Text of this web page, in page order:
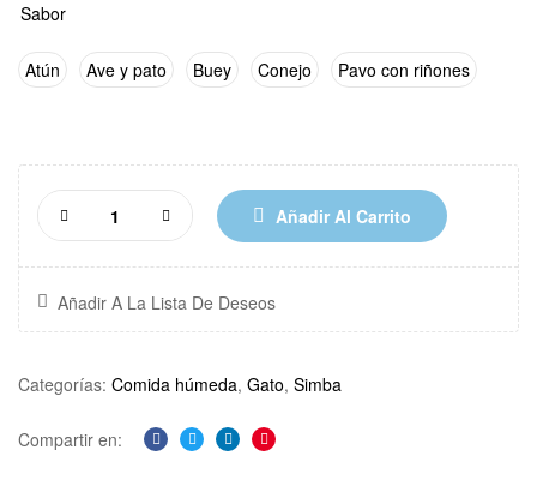
Sabor
Atún Ave y pato Buey Conejo Pavo con riñones
Añadir Al Carrito
Añadir A La Lista De Deseos
Categorías: Comida húmeda, Gato, Simba
Compartir en:
Facebook
TwitterLinkedinPinterest